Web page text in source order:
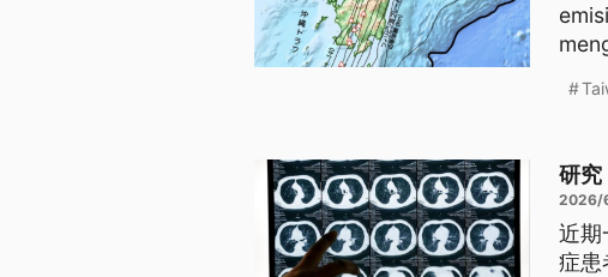
研究
2026/
近期
症患